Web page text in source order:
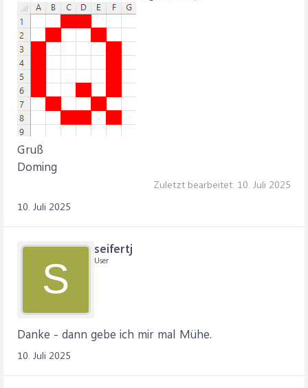
Gruß
Doming
Zuletzt bearbeitet: 10. Juli 2025
10. Juli 2025
S
seifertj
User
Danke - dann gebe ich mir mal Mühe.
10. Juli 2025